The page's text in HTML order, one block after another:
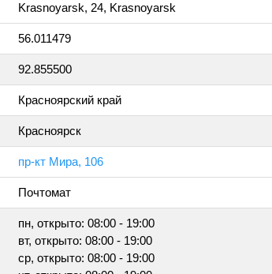
Krasnoyarsk, 24, Krasnoyarsk
56.011479
92.855500
Красноярский край
Красноярск
пр-кт Мира, 106
Почтомат
пн, открыто: 08:00 - 19:00
вт, открыто: 08:00 - 19:00
ср, открыто: 08:00 - 19:00